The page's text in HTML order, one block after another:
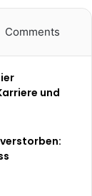
Comments
und